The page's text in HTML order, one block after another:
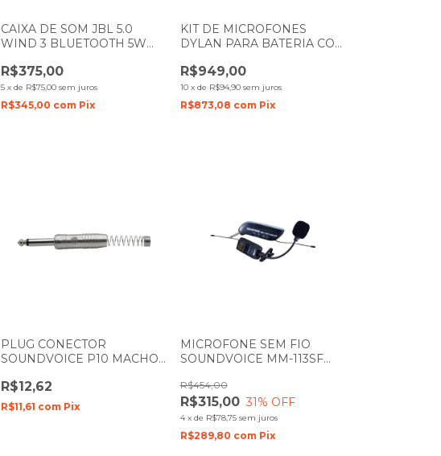
CAIXA DE SOM JBL 5.0
WIND 3 BLUETOOTH 5W
R$375,00
5 xde R$75,00 sem juros
R$345,00 com Pix
KIT DE MICROFONES
DYLAN PARA BATERIA COM
R$949,00
10 x de R$94,90 sem juros
R$873,08 com Pix
PLUG CONECTOR
SOUNDVOICE P10 MACHO
R$12,62
R$11,61 com Pix
MICROFONE SEM FIO
SOUNDVOICE MM-113SF
R$315,00
R$454,00
31% OFF
4 x de R$78,75 sem juros
R$289,80 com Pix